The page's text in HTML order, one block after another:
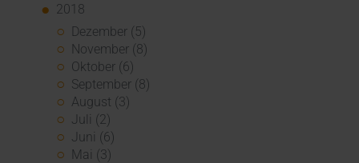
2018
Dezember (5)
November (8)
Oktober (6)
September (8)
August (3)
Juli (2)
Juni (6)
Mai (3)